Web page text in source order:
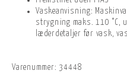
Vaskeanvisning:
strygning maks. 110 °C,
læderdetaljer før vask,
Varenummer: 34448